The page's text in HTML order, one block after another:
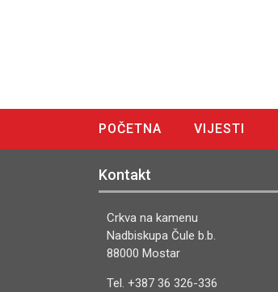
POČETNA VIJESTI
Kontakt
Crkva na kamenu
Nadbiskupa Čule b.b.
88000 Mostar
Tel. +387 36 326-336